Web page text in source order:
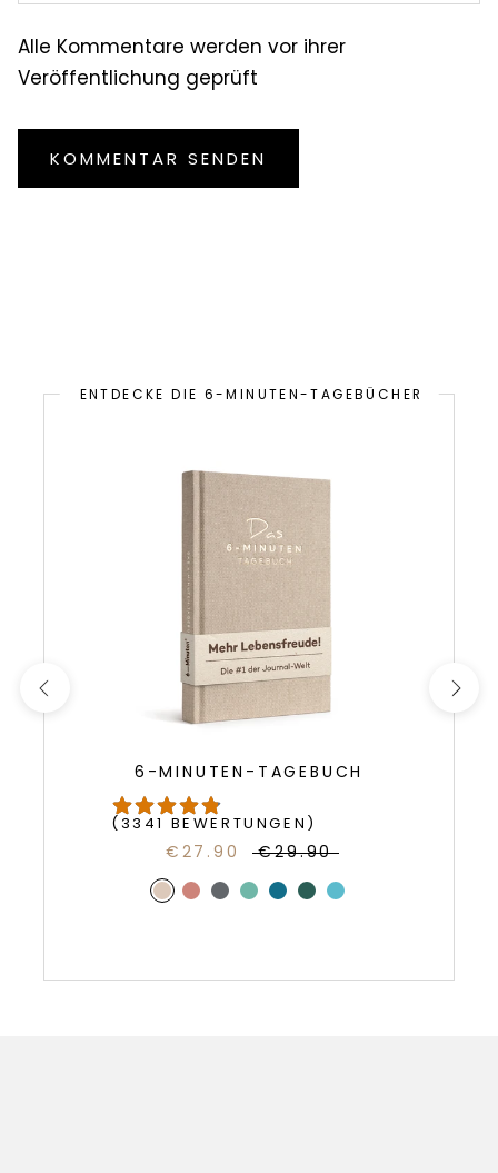
Alle Kommentare werden vor ihrer
Veröffentlichung geprüft
KOMMENTAR SENDEN
ENTDECKE DIE 6-MINUTEN-TAGEBÜCHER
6-MINUTEN-TAGEBUCH
(3341 BEWERTUNGEN)
€27.90 €29.90